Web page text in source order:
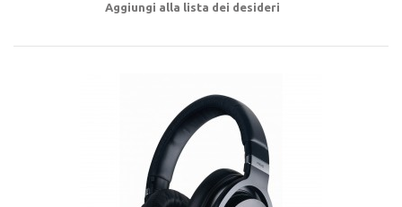
Aggiungi alla lista dei desideri